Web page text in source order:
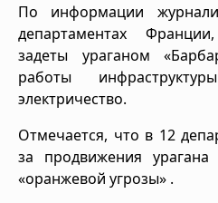
По информации
департаментах
задеты ураганом
работы
электричество.
Отмечается, что в 12
за продвижения
«оранжевой угрозы» .